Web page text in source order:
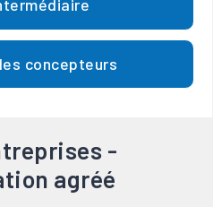
concepteurs
-
agréé